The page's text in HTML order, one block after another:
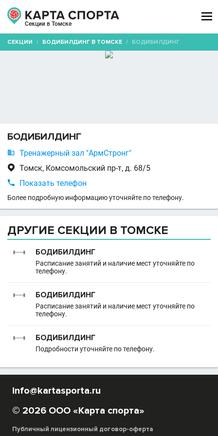
Секции в Томске

СЕКЦИИ / БОДИБИЛДИНГ В ТОМСКЕ / БОДИБИЛДИНГ
БОДИБИЛДИНГ
 Тренажерный зал "АрмСтронг"
 Томск, Комсомольский пр-т, д. 68/5
 Показать телефон
Более подробную информацию уточняйте по телефону.
ДРУГИЕ СЕКЦИИ В ТОМСКЕ
БОДИБИЛДИНГ
Расписание занятий и наличие мест уточняйте по
телефону.
БОДИБИЛДИНГ
Расписание занятий и наличие мест уточняйте по
телефону.
БОДИБИЛДИНГ
Подробности уточняйте по телефону.
info@kartasporta.ru
© 2026 ООО «Карта спорта»
Публичный лицензионный договор-оферта